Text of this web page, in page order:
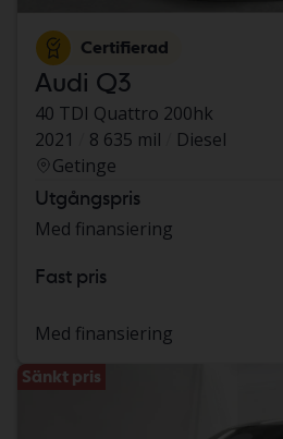
Certifierad
Audi Q3
40 TDI Quattro 200hk
2021
8 635 mil
Diesel
Getinge
Utgångspris
Med finansiering
Fast pris
Med finansiering
Sänkt pris